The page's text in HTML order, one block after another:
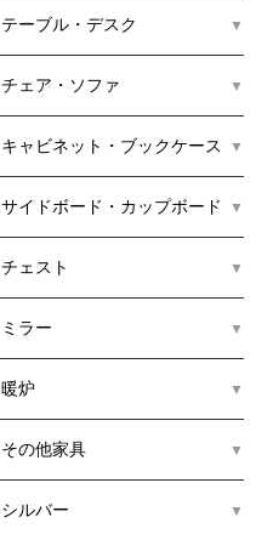
テーブル・デスク
チェア・ソファ
キャビネット・ブックケース
サイドボード・カップボード
チェスト
ミラー
暖炉
その他家具
シルバー